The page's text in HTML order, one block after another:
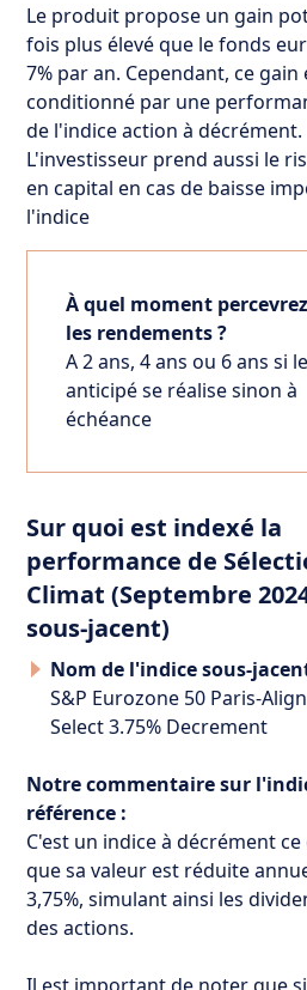
Le produit propose un gain
fois plus élevé que le fonds
7% par an. Cependant, ce gain
conditionné par une
de l'indice action à décrément.
L'investisseur prend aussi le
en capital en cas de baisse
l'indice
À quel moment
les rendements ?
A 2 ans, 4 ans ou 6 ans si
anticipé se réalise sinon à
échéance
Sur quoi est indexé la
performance de
Climat (Septembre
sous-jacent)
Nom de l'indice sous-
S&P Eurozone 50 Paris-
Select 3.75% Decrement
Notre commentaire sur
référence :
C'est un indice à décrément
que sa valeur est réduite
3,75%, simulant ainsi les
des actions.